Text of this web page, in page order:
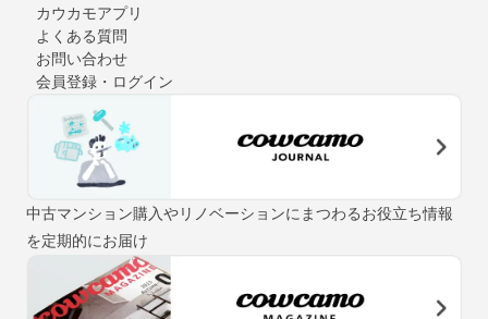
カウカモアプリ
よくある質問
お問い合わせ
会員登録・ログイン
中古マンション購入やリノベーションにまつわるお役立ち情報
を定期的にお届け